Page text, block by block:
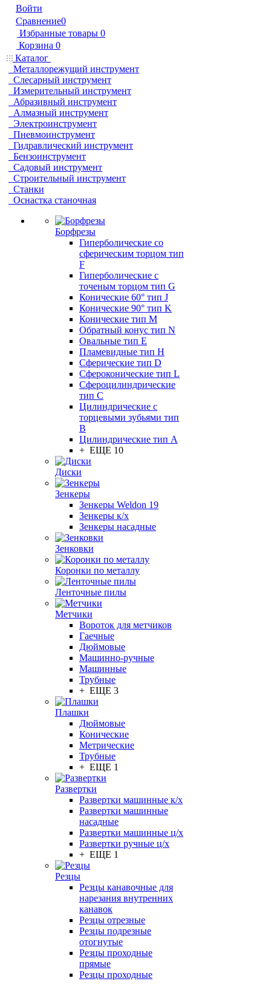
Войти
Сравнение0
Избранные товары 0
Корзина 0
Каталог
Металлорежущий инструмент
Слесарный инструмент
Измерительный инструмент
Абразивный инструмент
Алмазный инструмент
Электроинструмент
Пневмоинструмент
Гидравлический инструмент
Бензоинструмент
Садовый инструмент
Строительный инструмент
Станки
Оснастка станочная
Борфрезы
Гиперболические cо
сферическим торцом тип
F
Гиперболические с
точеным торцом тип G
Конические 60° тип J
Конические 90° тип K
Конические тип M
Обратный конус тип N
Овальные тип E
Пламевидные тип H
Сферические тип D
Сфероконические тип L
Сфероцилиндрические
тип C
Цилиндрические с
торцевыми зубьями тип
B
Цилиндрические тип А
+ ЕЩЕ 10
Диски
Зенкеры
Зенкеры Weldon 19
Зенкеры к/х
Зенкеры насадные
Зенковки
Коронки по металлу
Ленточные пилы
Метчики
Вороток для метчиков
Гаечные
Дюймовые
Машинно-ручные
Машинные
Трубные
+ ЕЩЕ 3
Плашки
Дюймовые
Конические
Метрические
Трубные
+ ЕЩЕ 1
Развертки
Развертки машинные к/х
Развертки машинные
насадные
Развертки машинные ц/х
Развертки ручные ц/х
+ ЕЩЕ 1
Резцы
Резцы канавочные для
нарезания внутренних
канавок
Резцы отрезные
Резцы подрезные
отогнутые
Резцы проходные
прямые
Резцы проходные